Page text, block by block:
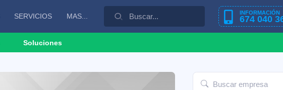
SERVICIOS MAS... INFORMACIÓN
674 040
Soluciones